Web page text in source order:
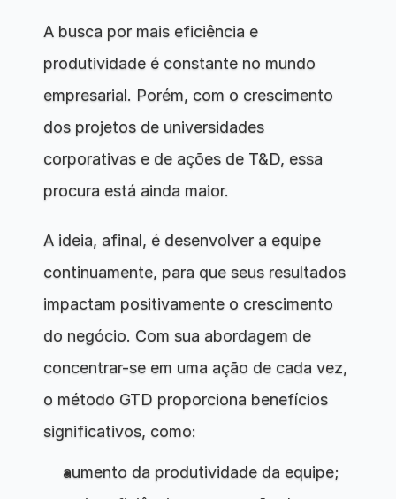
A busca por mais eficiência e
produtividade é constante no mundo
empresarial. Porém, com o crescimento
dos projetos de universidades
corporativas e de ações de T&D, essa
procura está ainda maior.
A ideia, afinal, é desenvolver a equipe
continuamente, para que seus resultados
impactam positivamente o crescimento
do negócio. Com sua abordagem de
concentrar-se em uma ação de cada vez,
o método GTD proporciona benefícios
significativos, como:
aumento da produtividade da equipe;